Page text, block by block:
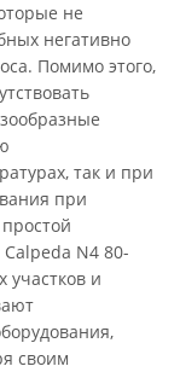
не
негативно
Помимо этого,
так и при
при
N4 80-
участков и
своим